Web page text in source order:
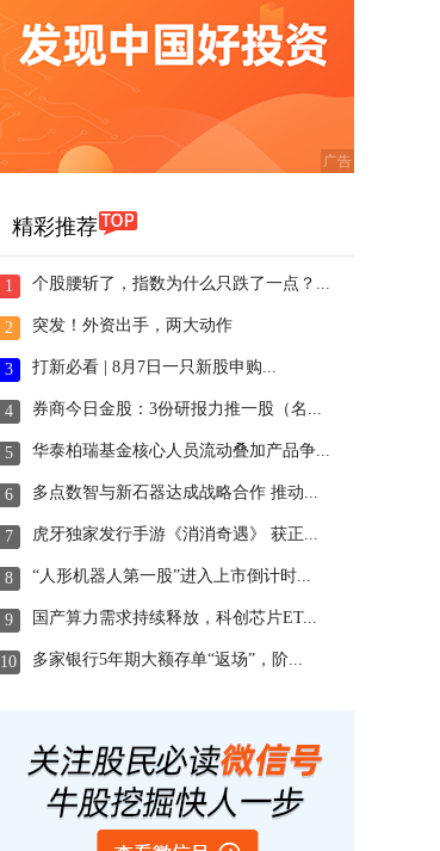
精彩推荐
1 个股腰斩了，指数为什么只跌了一点？...
2 突发！外资出手，两大动作
3 打新必看 | 8月7日一只新股申购...
4 券商今日金股：3份研报力推一股（名...
5 华泰柏瑞基金核心人员流动叠加产品争...
6 多点数智与新石器达成战略合作 推动...
7 虎牙独家发行手游《消消奇遇》 获正...
8 “人形机器人第一股”进入上市倒计时...
9 国产算力需求持续释放，科创芯片ET...
10 多家银行5年期大额存单“返场”，阶...